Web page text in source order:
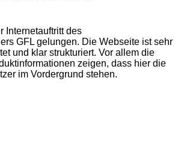
Internetauftritt des
GFL gelungen. Die Webseite ist sehr
und klar strukturiert. Vor allem die
zeigen, dass hier die
im Vordergrund stehen.